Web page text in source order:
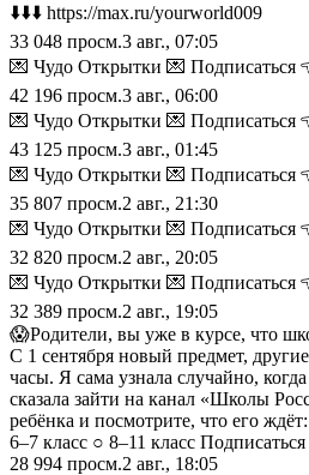
⬇️⬇️⬇️ https://max.ru/yourworld009
33 048 просм.3 авг., 07:05
💌 Чудо Открытки 💌 Подписаться
42 196 просм.3 авг., 06:00
💌 Чудо Открытки 💌 Подписаться
43 125 просм.3 авг., 01:45
💌 Чудо Открытки 💌 Подписаться
35 807 просм.2 авг., 21:30
💌 Чудо Открытки 💌 Подписаться
32 820 просм.2 авг., 20:05
💌 Чудо Открытки 💌 Подписаться
32 389 просм.2 авг., 19:05
😱Родители, вы уже в курсе, что
С 1 сентября новый предмет,
часы. Я сама узнала случайно,
сказала зайти на канал «Школы
ребёнка и посмотрите, что его
6–7 класс ○ 8–11 класс
28 994 просм.2 авг., 18:05